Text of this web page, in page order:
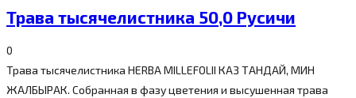
Трава тысячелистника 50,0 Русичи
0
Трава тысячелистника HERBA MILLEFOLII КАЗ ТАНДАЙ, МИН
ЖАЛБЫРАК. Собранная в фазу цветения и высушенная трава